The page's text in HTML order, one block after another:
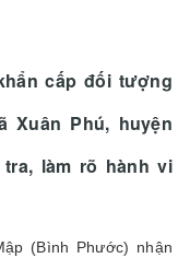
cấp đối tượng
Xuân Phú, huyện
làm rõ hành vi
(Bình Phước) nhận